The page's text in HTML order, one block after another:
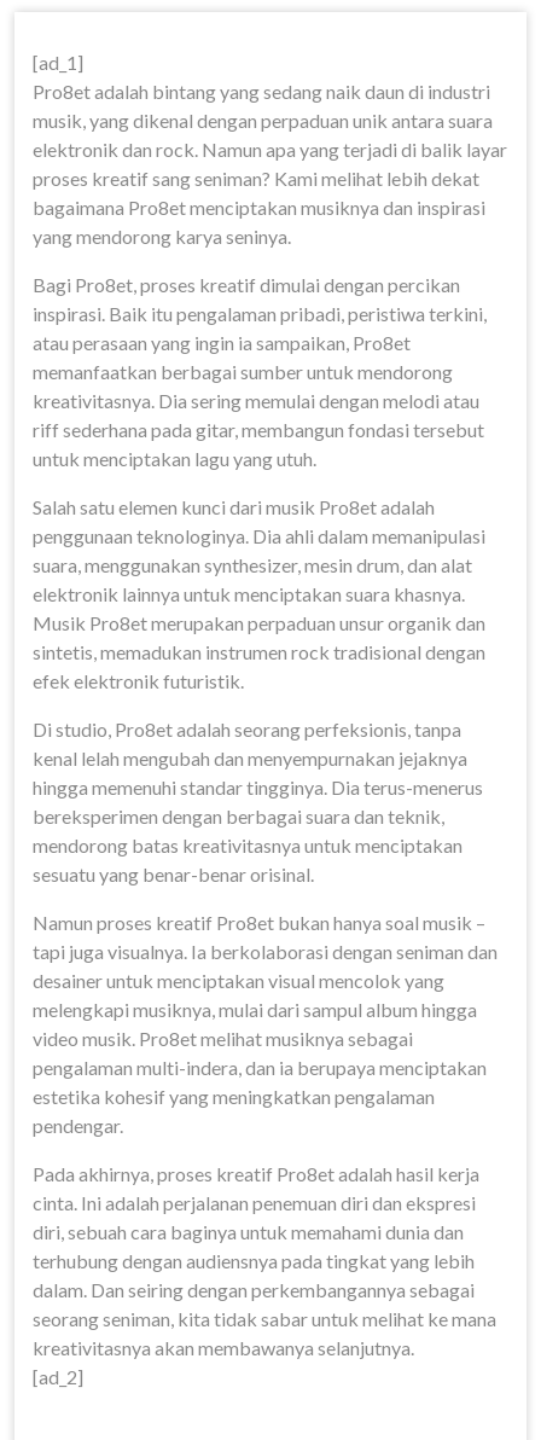
[ad_1]
Pro8et adalah bintang yang sedang naik daun di industri
musik, yang dikenal dengan perpaduan unik antara suara
elektronik dan rock. Namun apa yang terjadi di balik layar
proses kreatif sang seniman? Kami melihat lebih dekat
bagaimana Pro8et menciptakan musiknya dan inspirasi
yang mendorong karya seninya.
Bagi Pro8et, proses kreatif dimulai dengan percikan
inspirasi. Baik itu pengalaman pribadi, peristiwa terkini,
atau perasaan yang ingin ia sampaikan, Pro8et
memanfaatkan berbagai sumber untuk mendorong
kreativitasnya. Dia sering memulai dengan melodi atau
riff sederhana pada gitar, membangun fondasi tersebut
untuk menciptakan lagu yang utuh.
Salah satu elemen kunci dari musik Pro8et adalah
penggunaan teknologinya. Dia ahli dalam memanipulasi
suara, menggunakan synthesizer, mesin drum, dan alat
elektronik lainnya untuk menciptakan suara khasnya.
Musik Pro8et merupakan perpaduan unsur organik dan
sintetis, memadukan instrumen rock tradisional dengan
efek elektronik futuristik.
Di studio, Pro8et adalah seorang perfeksionis, tanpa
kenal lelah mengubah dan menyempurnakan jejaknya
hingga memenuhi standar tingginya. Dia terus-menerus
bereksperimen dengan berbagai suara dan teknik,
mendorong batas kreativitasnya untuk menciptakan
sesuatu yang benar-benar orisinal.
Namun proses kreatif Pro8et bukan hanya soal musik –
tapi juga visualnya. Ia berkolaborasi dengan seniman dan
desainer untuk menciptakan visual mencolok yang
melengkapi musiknya, mulai dari sampul album hingga
video musik. Pro8et melihat musiknya sebagai
pengalaman multi-indera, dan ia berupaya menciptakan
estetika kohesif yang meningkatkan pengalaman
pendengar.
Pada akhirnya, proses kreatif Pro8et adalah hasil kerja
cinta. Ini adalah perjalanan penemuan diri dan ekspresi
diri, sebuah cara baginya untuk memahami dunia dan
terhubung dengan audiensnya pada tingkat yang lebih
dalam. Dan seiring dengan perkembangannya sebagai
seorang seniman, kita tidak sabar untuk melihat ke mana
kreativitasnya akan membawanya selanjutnya.
[ad_2]